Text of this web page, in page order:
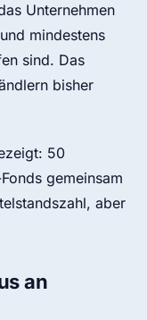
Unternehmen
mindestens
sind. Das
bisher
50
gemeinsam
aber
an